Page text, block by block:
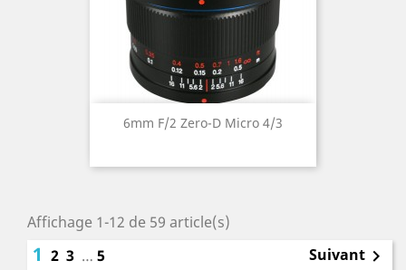
6mm F/2 Zero-D Micro 4/3
Affichage 1-12 de 59 article(s)
1 2 3 … 5 Suivant 